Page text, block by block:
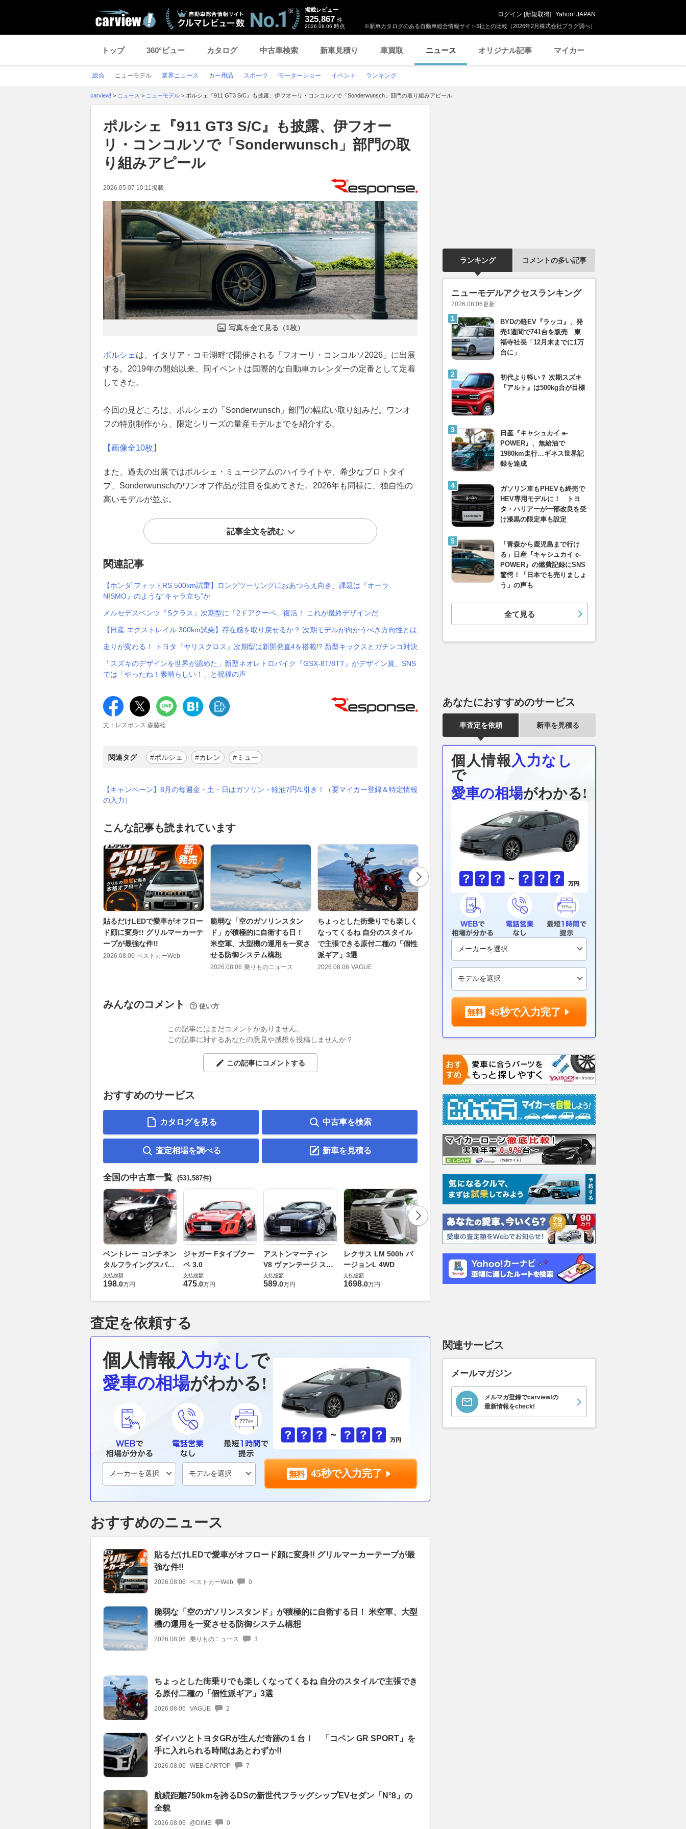
※新車カタログのある自動車総合情報サイト5社との比較（2026年2月株式会社プラグ調べ）
掲載レビュー
325,867 件
2026.08.06 時点
ログイン [新規取得] Yahoo! JAPAN
トップ 360°ビュー カタログ 中古車検索 新車見積り 車買取 ニュース オリジナル記事 マイカー
総合 ニューモデル 業界ニュース カー用品 スポーツ モーターショー イベント ランキング
carview! > ニュース > ニューモデル > ポルシェ『911 GT3 S/C』も披露、伊フオーリ・コンコルソで「Sonderwunsch」部門の取り組みアピール
ポルシェ『911 GT3 S/C』も披露、伊フオー
リ・コンコルソで「Sonderwunsch」部門の取
り組みアピール
2026.05.07 10:11掲載
写真を全て見る（1枚）
ポルシェは、イタリア・コモ湖畔で開催される「フオーリ・コンコルソ2026」に出展
する。2019年の開始以来、同イベントは国際的な自動車カレンダーの定番として定着
してきた。
今回の見どころは、ポルシェの「Sonderwunsch」部門の幅広い取り組みだ。ワンオ
フの特別制作から、限定シリーズの量産モデルまでを紹介する。
【画像全10枚】
また、過去の出展ではポルシェ・ミュージアムのハイライトや、希少なプロトタイ
プ、Sonderwunschのワンオフ作品が注目を集めてきた。2026年も同様に、独自性の
高いモデルが並ぶ。
記事全文を読む
関連記事
【ホンダ フィットRS 500km試乗】ロングツーリングにおあつらえ向き、課題は『オーラ
NISMO』のような“キャラ立ち”か
メルセデスベンツ『Sクラス』次期型に「2ドアクーペ」復活！ これが最終デザインだ
【日産 エクストレイル 300km試乗】存在感を取り戻せるか？ 次期モデルが向かうべき方向性とは
走りが変わる！ トヨタ『ヤリスクロス』次期型は新開発直4を搭載!? 新型キックスとガチンコ対決
「スズキのデザインを世界が認めた」新型ネオレトロバイク『GSX-8T/8TT』がデザイン賞、SNS
では「やったね！素晴らしい！」と祝福の声
文：レスポンス 森脇稔
関連タグ #ポルシェ #カレン #ミュー
【キャンペーン】8月の毎週金・土・日はガソリン・軽油7円/L引き！（要マイカー登録＆特定情報
の入力）
こんな記事も読まれています
貼るだけLEDで愛車がオフロー
ド顔に変身!! グリルマーカーテ
ープが最強な件!!
2026.08.06 ベストカーWeb
脆弱な「空のガソリンスタン
ド」が積極的に自衛する日！
米空軍、大型機の運用を一変さ
せる防御システム構想
2026.08.06 乗りものニュース
ちょっとした街乗りでも楽しく
なってくるね 自分のスタイル
で主張できる原付二種の「個性
派ギア」3選
2026.08.06 VAGUE
ダイハツとトヨタGRが生んだ
奇跡の１台！ 「コペン GR
SPORT」を手に入れられる時
間はあとわずか!!
2026.08.06 WEB CARTOP
航続距離750kmを誇るDSの新
世代フラッグシップEVセダン
みんなのコメント 使い方
この記事にはまだコメントがありません。
この記事に対するあなたの意見や感想を投稿しませんか？
この記事にコメントする
おすすめのサービス
カタログを見る 中古車を検索
査定相場を調べる 新車を見積る
全国の中古車一覧 (531,587件)
ベントレー コンチネン
タルフライングスパー
6.0 4WD
支払総額
198.0万円
ジャガー Fタイプクー
ペ 3.0
支払総額
475.0万円
アストンマーティン
V8 ヴァンテージ スポ
ーツシフト
支払総額
589.0万円
レクサス LM 500h バ
ージョンL 4WD
支払総額
1698.0万円
ト ロールスロイス ゴ
ースト(第1世代 / RR4)
万円
支払総額
898. 0 万円
VIP パワーシートパッ
ケージ
支払総額
査定を依頼する
個人情報入力なしで
愛車の相場がわかる!
45秒で入力完了
おすすめのニュース
貼るだけLEDで愛車がオフロード顔に変身!! グリルマーカーテープが最
強な件!!
2026.08.06 ベストカーWeb 0
脆弱な「空のガソリンスタンド」が積極的に自衛する日！ 米空軍、大型
機の運用を一変させる防御システム構想
2026.08.06 乗りものニュース 3
ちょっとした街乗りでも楽しくなってくるね 自分のスタイルで主張でき
る原付二種の「個性派ギア」3選
2026.08.06 VAGUE 2
ダイハツとトヨタGRが生んだ奇跡の１台！ 「コペン GR SPORT」を
手に入れられる時間はあとわずか!!
2026.08.06 WEB CARTOP 7
航続距離750kmを誇るDSの新世代フラッグシップEVセダン「N°8」の
全貌
2026.08.06 @DIME 0
ランキング コメントの多い記事
ニューモデルアクセスランキング
2026.08.06更新
BYDの軽EV『ラッコ』、発
売1週間で741台を販売 東
福寺社長「12月末までに1万
台に」
初代より軽い？ 次期スズキ
『アルト』は500kg台が目標
日産『キャシュカイ e-
POWER』、無給油で
1980km走行…ギネス世界記
録を達成
ガソリン車もPHEVも終売で
HEV専用モデルに！ トヨ
タ・ハリアーが一部改良を受
け漆黒の限定車も設定
「青森から鹿児島まで行け
る」日産『キャシュカイ e-
POWER』の燃費記録にSNS
驚愕！「日本でも売りましょ
う」の声も
全て見る
あなたにおすすめのサービス
車査定を依頼 新車を見積る
個人情報 入力なし
で
愛車の相場がわかる!
45秒で入力完了
関連サービス
メールマガジン
メルマガ登録でcarview!の
最新情報をcheck!